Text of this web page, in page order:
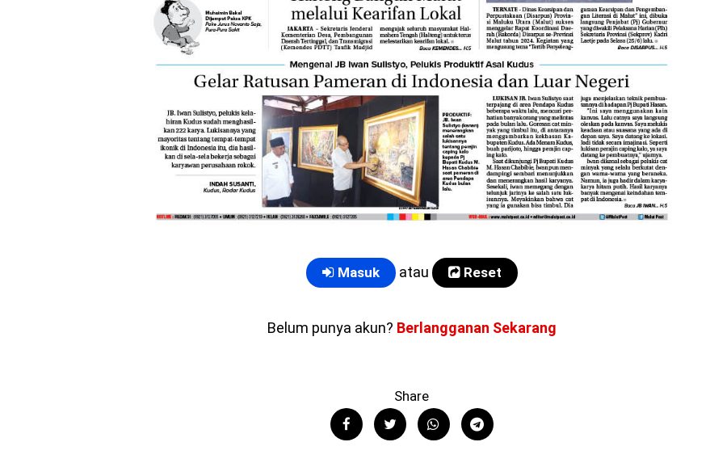
Masuk atau Reset
Belum punya akun? Berlangganan Sekarang
Share